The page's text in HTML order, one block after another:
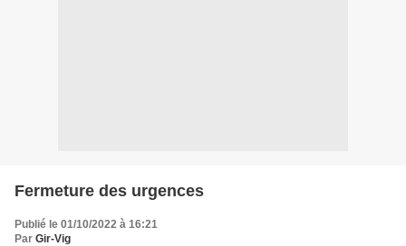
Fermeture des urgences
Publié le 01/10/2022 à 16:21
Par Gir-Vig